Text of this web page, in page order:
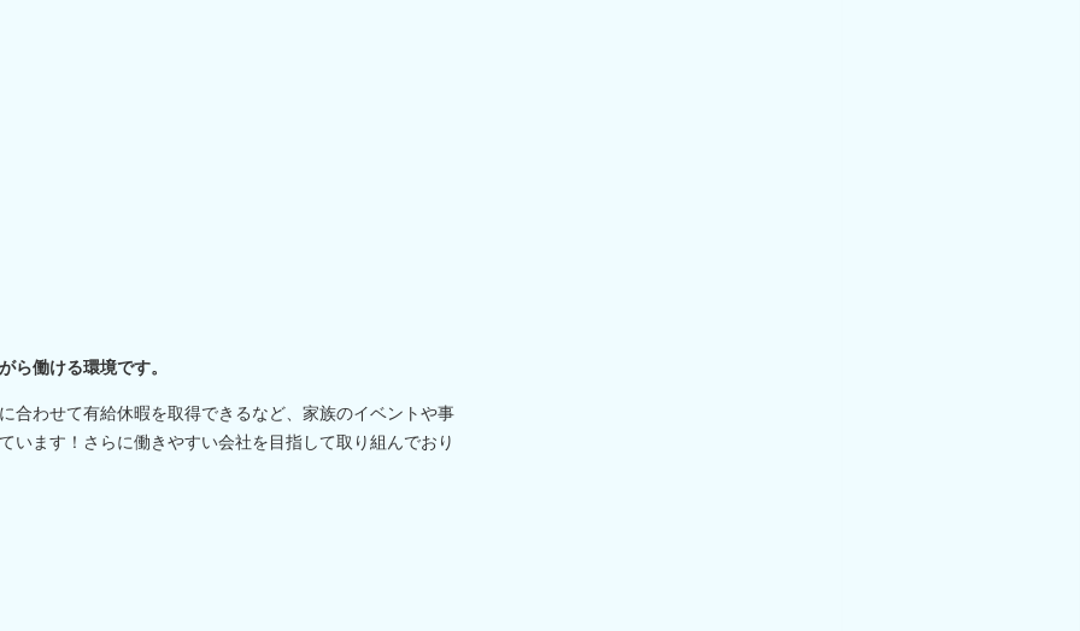
ら働ける環境です。
合わせて有給休暇を取得できるなど、家族のイベントや事
います！さらに働きやすい会社を目指して取り組んでおり